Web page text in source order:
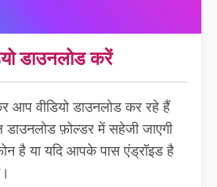
डाउनलोड करें
आप वीडियो डाउनलोड कर रहे हैं
डाउनलोड फ़ोल्डर में सहेजी जाएगी
है या यदि आपके पास एंड्रॉइड है